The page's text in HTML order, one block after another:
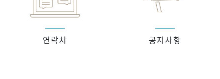
연락처 공지사항